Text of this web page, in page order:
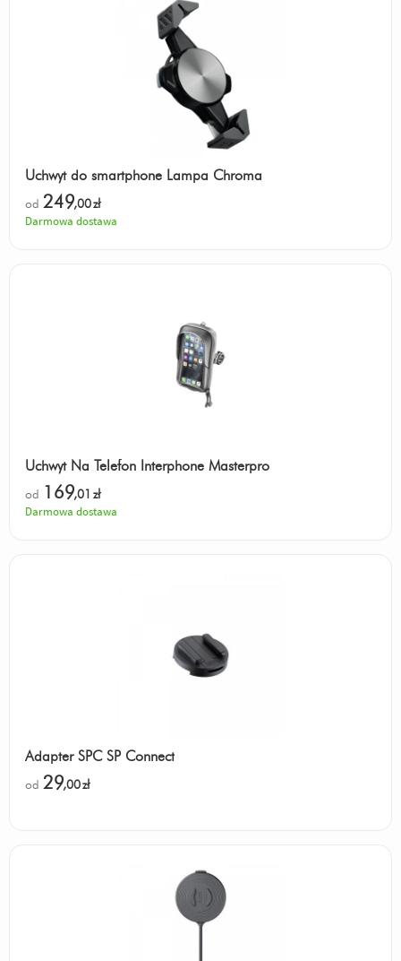
Uchwyt do smartphone Lampa Chroma
od 249,00zł
Darmowa dostawa
Uchwyt Na Telefon Interphone Masterpro
od 169,01 zł
Darmowa dostawa
Adapter SPC SP Connect
od 29,00zł